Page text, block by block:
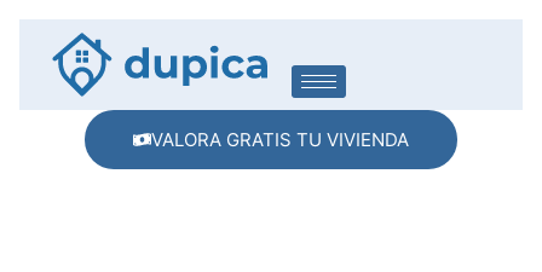
VALORA GRATIS TU VIVIENDA